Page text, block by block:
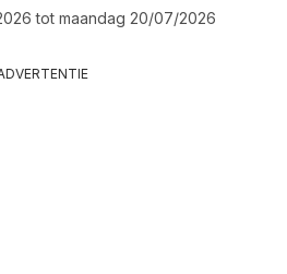
tot maandag 20/07/2026